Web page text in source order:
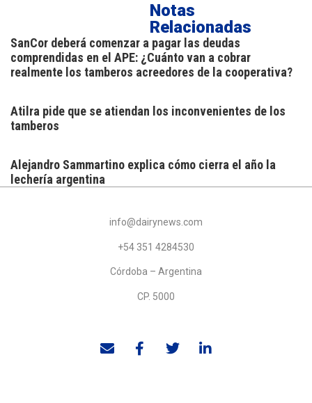
Notas
Relacionadas
SanCor deberá comenzar a pagar las deudas
comprendidas en el APE: ¿Cuánto van a cobrar
realmente los tamberos acreedores de la cooperativa?
Atilra pide que se atiendan los inconvenientes de los
tamberos
Alejandro Sammartino explica cómo cierra el año la
lechería argentina
info@dairynews.com
+54 351 4284530
Córdoba – Argentina
CP. 5000